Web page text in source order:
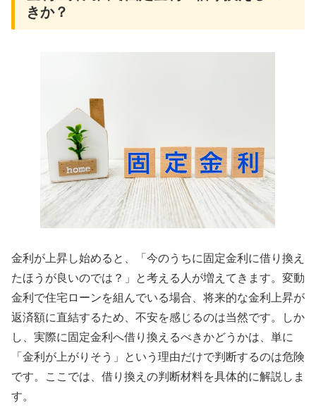
きか？
金利が上昇し始めると、「今のうちに固定金利に借り換え
たほうが良いのでは？」と考える人が増えてきます。変動
金利で住宅ローンを組んでいる場合、将来的な金利上昇が
返済額に直結するため、不安を感じるのは当然です。しか
し、実際に固定金利へ借り換えるべきかどうかは、単に
「金利が上がりそう」という理由だけで判断するのは危険
です。ここでは、借り換えの判断材料を具体的に解説しま
す。